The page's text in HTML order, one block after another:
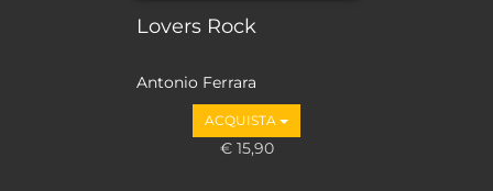
Lovers Rock
Antonio Ferrara
ACQUISTA
€ 15,90